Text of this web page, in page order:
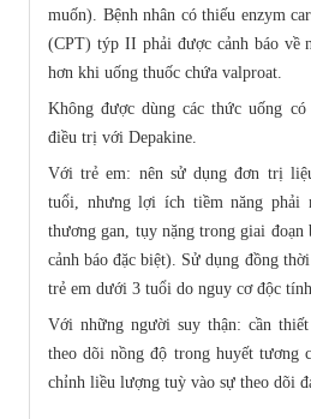
muốn). Bệnh nhân có thiếu enzym
(CPT) týp II phải được cảnh báo về
hơn khi uống thuốc chứa valproat.
Không được dùng các thức uống
điều trị với Depakine.
Với trẻ em: nên sử dụng đơn trị
tuổi, nhưng lợi ích tiềm năng phải
thương gan, tụy nặng trong giai đoạn
cảnh báo đặc biệt). Sử dụng đồng
trẻ em dưới 3 tuổi do nguy cơ độc tính
Với những người suy thận: cần
theo dõi nồng độ trong huyết tương
chỉnh liều lượng tuỳ vào sự theo dõi